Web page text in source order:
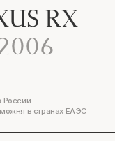
RX
России
в странах ЕАЭС